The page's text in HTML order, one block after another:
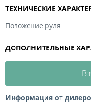
ТЕХНИЧЕСКИЕ
Положение руля
ДОПОЛНИТЕЛЬНЫЕ
Информация от